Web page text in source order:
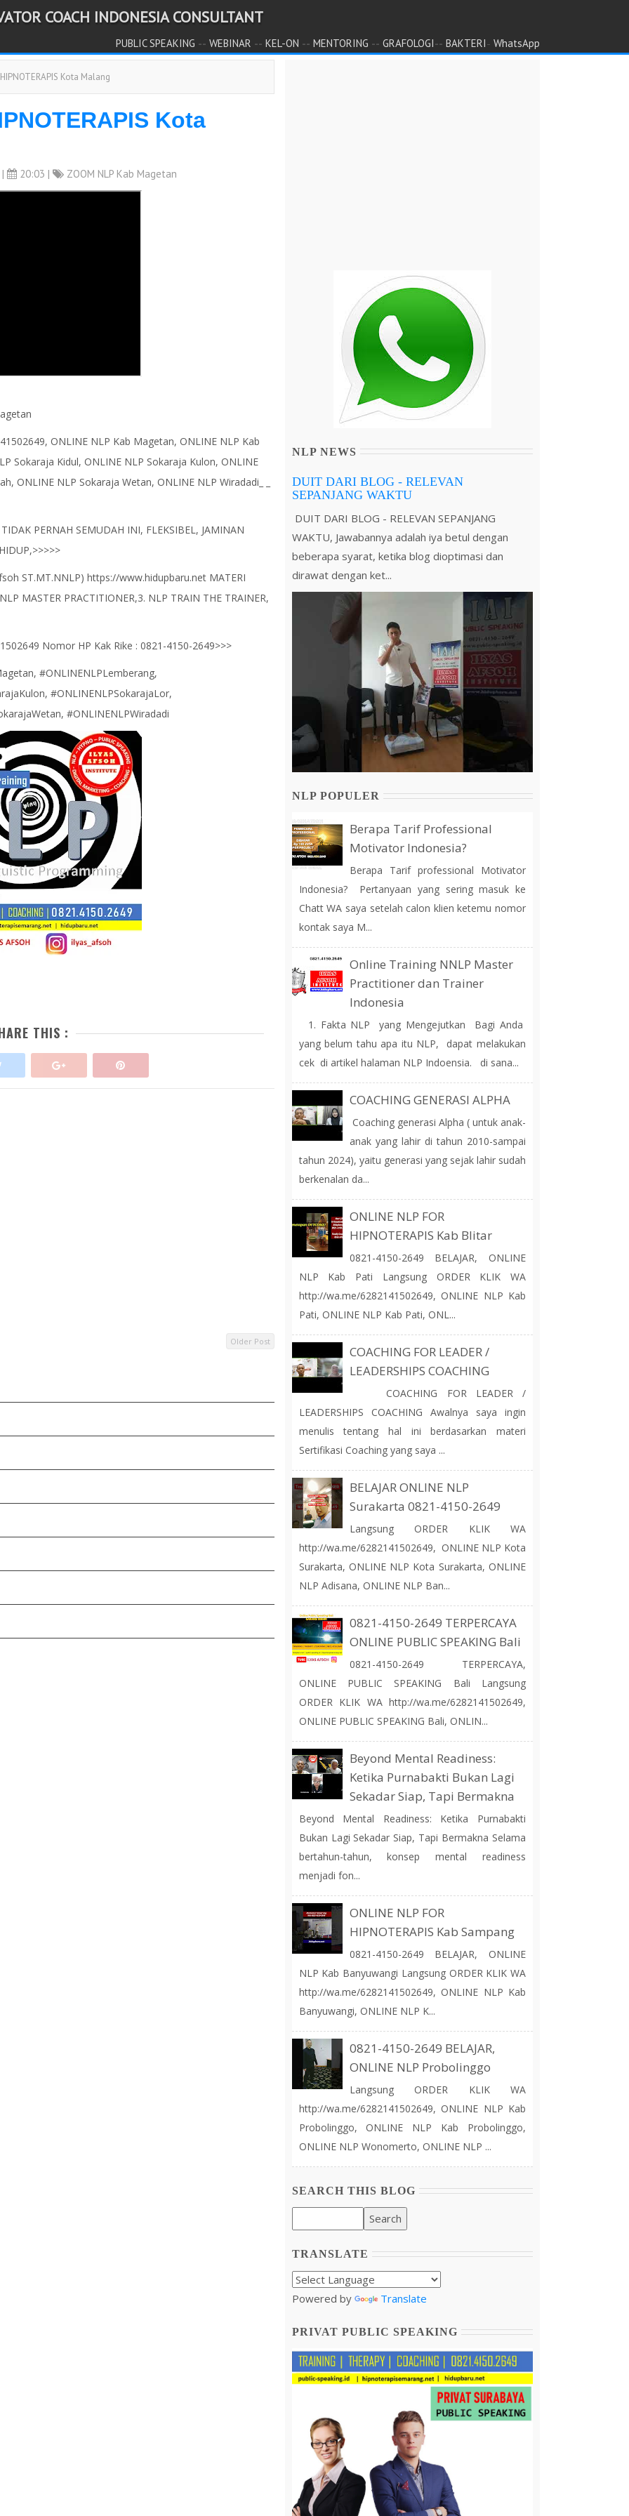
COACH INDONESIA CONSULTANT
PUBLIC SPEAKING -- WEBINAR -- KEL-ON -- MENTORING -- GRAFOLOGI-- BAKTERI- WhatsApp
Kota Malang
Kota
| 20:03 | ZOOM NLP Kab Magetan
ONLINE NLP Kab Magetan, ONLINE NLP Kab
Sokaraja Kidul, ONLINE NLP Sokaraja Kulon, ONLINE
ONLINE NLP Sokaraja Wetan, ONLINE NLP Wiradadi_ _
PERNAH SEMUDAH INI, FLEKSIBEL, JAMINAN
ST.MT.NNLP) https://www.hidupbaru.net MATERI
MASTER PRACTITIONER,3. NLP TRAIN THE TRAINER,
Nomor HP Kak Rike : 0821-4150-2649>>>
#ONLINENLPLemberang,
#ONLINENLPSokarajaLor,
#ONLINENLPWiradadi
THIS :
Older Post
NLP NEWS
DUIT DARI BLOG - RELEVAN
SEPANJANG WAKTU
DUIT DARI BLOG - RELEVAN SEPANJANG
WAKTU, Jawabannya adalah iya betul dengan
beberapa syarat, ketika blog dioptimasi dan
dirawat dengan ket...
NLP POPULER
Berapa Tarif Professional
Motivator Indonesia?
Berapa Tarif professional Motivator
Indonesia? Pertanyaan yang sering masuk ke
Chatt WA saya setelah calon klien ketemu nomor
kontak saya M...
Online Training NNLP Master
Practitioner dan Trainer
Indonesia
1. Fakta NLP yang Mengejutkan Bagi Anda
yang belum tahu apa itu NLP, dapat melakukan
cek di artikel halaman NLP Indoensia. di sana...
COACHING GENERASI ALPHA
Coaching generasi Alpha ( untuk anak-
anak yang lahir di tahun 2010-sampai
tahun 2024), yaitu generasi yang sejak lahir sudah
berkenalan da...
ONLINE NLP FOR
HIPNOTERAPIS Kab Blitar
0821-4150-2649 BELAJAR, ONLINE
NLP Kab Pati Langsung ORDER KLIK WA
http://wa.me/6282141502649, ONLINE NLP Kab
Pati, ONLINE NLP Kab Pati, ONL...
COACHING FOR LEADER /
LEADERSHIPS COACHING
COACHING FOR LEADER /
LEADERSHIPS COACHING Awalnya saya ingin
menulis tentang hal ini berdasarkan materi
Sertifikasi Coaching yang saya ...
BELAJAR ONLINE NLP
Surakarta 0821-4150-2649
Langsung ORDER KLIK WA
http://wa.me/6282141502649, ONLINE NLP Kota
Surakarta, ONLINE NLP Kota Surakarta, ONLINE
NLP Adisana, ONLINE NLP Ban...
0821-4150-2649 TERPERCAYA
ONLINE PUBLIC SPEAKING Bali
0821-4150-2649 TERPERCAYA,
ONLINE PUBLIC SPEAKING Bali Langsung
ORDER KLIK WA http://wa.me/6282141502649,
ONLINE PUBLIC SPEAKING Bali, ONLIN...
Beyond Mental Readiness:
Ketika Purnabakti Bukan Lagi
Sekadar Siap, Tapi Bermakna
Beyond Mental Readiness: Ketika Purnabakti
Bukan Lagi Sekadar Siap, Tapi Bermakna Selama
bertahun-tahun, konsep mental readiness
menjadi fon...
ONLINE NLP FOR
HIPNOTERAPIS Kab Sampang
0821-4150-2649 BELAJAR, ONLINE
NLP Kab Banyuwangi Langsung ORDER KLIK WA
http://wa.me/6282141502649, ONLINE NLP Kab
Banyuwangi, ONLINE NLP K...
0821-4150-2649 BELAJAR,
ONLINE NLP Probolinggo
Langsung ORDER KLIK WA
http://wa.me/6282141502649, ONLINE NLP Kab
Probolinggo, ONLINE NLP Kab Probolinggo,
ONLINE NLP Wonomerto, ONLINE NLP ...
SEARCH THIS BLOG
TRANSLATE
Powered by Translate
PRIVAT PUBLIC SPEAKING